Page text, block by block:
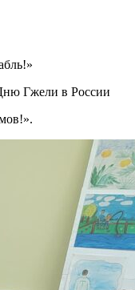
Гжели в России